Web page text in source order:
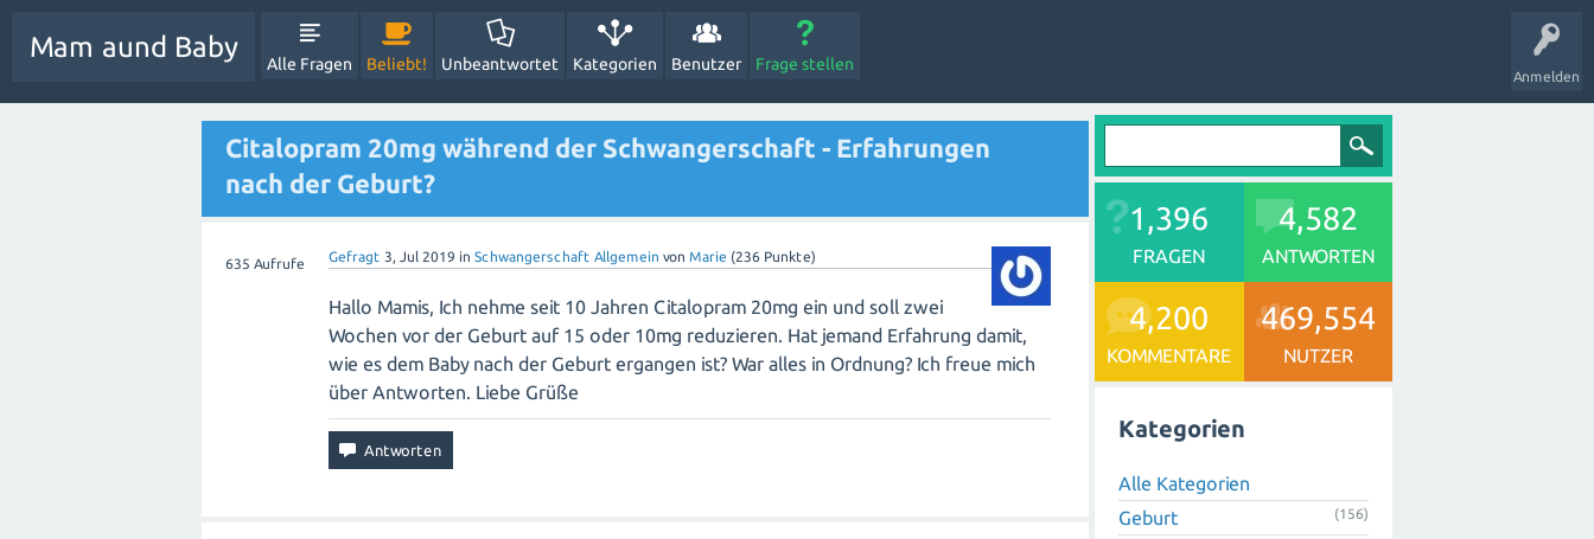
Anmelden
Mam aund Baby
Alle Fragen Beliebt! Unbeantwortet Kategorien Benutzer Frage stellen
Citalopram 20mg während der Schwangerschaft - Erfahrungen
nach der Geburt?
635 Aufrufe Gefragt 3, Jul 2019 in Schwangerschaft Allgemein von Marie (236 Punkte)
Hallo Mamis, Ich nehme seit 10 Jahren Citalopram 20mg ein und soll zwei
Wochen vor der Geburt auf 15 oder 10mg reduzieren. Hat jemand Erfahrung damit,
wie es dem Baby nach der Geburt ergangen ist? War alles in Ordnung? Ich freue mich
über Antworten. Liebe Grüße
1,396
FRAGEN
4,582
ANTWORTEN
4,200
KOMMENTARE
469,554
NUTZER
Kategorien
Alle Kategorien
Geburt
(156)